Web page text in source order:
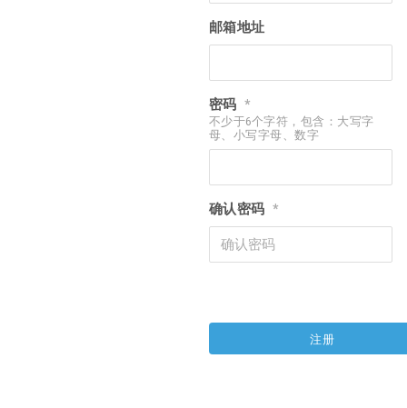
邮箱地址
密码 *
不少于6个字符，包含：大写字
母、小写字母、数字
确认密码 *